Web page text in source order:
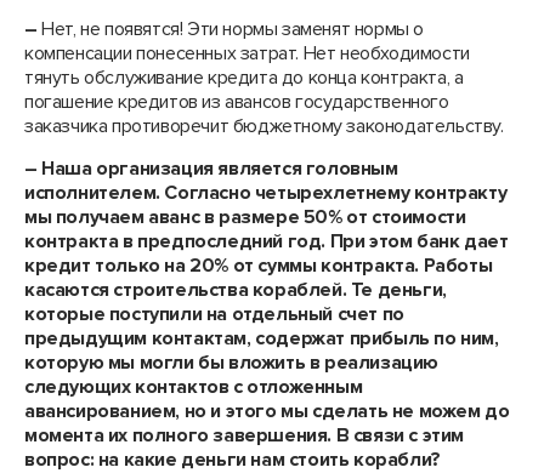
–Нет, не появятся! Эти нормы заменят нормы о
компенсации понесенных затрат. Нет необходимости
тянуть обслуживание кредита до конца контракта, а
погашение кредитов из авансов государственного
заказчика противоречит бюджетному законодательству.
– Наша организация является головным
исполнителем. Согласно четырехлетнему контракту
мы получаем аванс в размере 50% от стоимости
контракта в предпоследний год. При этом банк дает
кредит только на 20% от суммы контракта. Работы
касаются строительства кораблей. Те деньги,
которые поступили на отдельный счет по
предыдущим контактам, содержат прибыль по ним,
которую мы могли бы вложить в реализацию
следующих контактов с отложенным
авансированием, но и этого мы сделать не можем до
момента их полного завершения. В связи с этим
вопрос: на какие деньги нам стоить корабли?